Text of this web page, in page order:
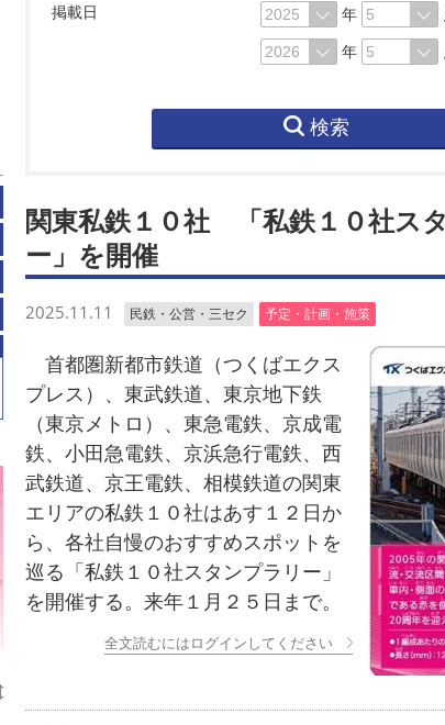
掲載日 年
年
検索
関東私鉄１０社 「私鉄１０社ス
ー」を開催
2025.11.11 民鉄・公営・三セク 予定・計画・施策
首都圏新都市鉄道（つくばエクス
プレス）、東武鉄道、東京地下鉄
（東京メトロ）、東急電鉄、京成電
鉄、小田急電鉄、京浜急行電鉄、西
武鉄道、京王電鉄、相模鉄道の関東
エリアの私鉄１０社はあす１２日か
ら、各社自慢のおすすめスポットを
巡る「私鉄１０社スタンプラリー」
を開催する。来年１月２５日まで。
全文読むにはログインしてください